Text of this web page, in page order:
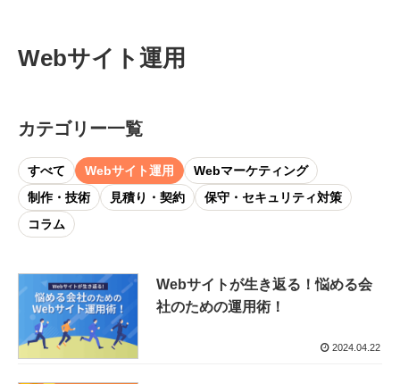
Webサイト運用
カテゴリー一覧
すべて Webサイト運用
Webマーケティング
制作・技術
見積り・契約
保守・セキュリティ対策
コラム
Webサイトが生き返る！悩める会
社のための運用術！
2024.04.22